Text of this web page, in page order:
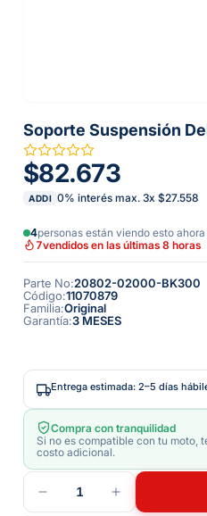
Soporte Suspensión
$82.673
ADDI 0% interés max. 3x $27.558
4personas están viendo esto ahora
7vendidos en las últimas 8 horas
Parte No:20802-02000-BK300
Código:11070879
Familia:Original
Garantía:3 MESES
Entrega estimada: 2–5 días
Compra con tranquilidad
Si no es compatible con tu moto,
costo adicional.
1